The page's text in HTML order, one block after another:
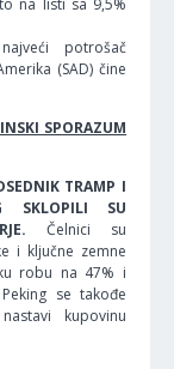
na listi sa 9,5%
potrošač
(SAD) čine
SPORAZUM
TRAMP I
SKLOPILI SU
Čelnici su
i ključne zemne
robu na 47% i
se takođe
kupovinu